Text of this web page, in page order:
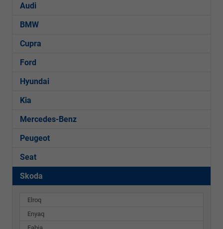
Audi
BMW
Cupra
Ford
Hyundai
Kia
Mercedes-Benz
Peugeot
Seat
Skoda
Elroq
Enyaq